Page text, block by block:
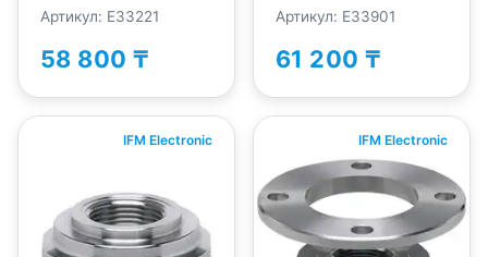
Electronic E33221
Артикул: E33221
58 800 ₸
Electronic E33901
Артикул: E33901
61 200 ₸
IFM Electronic IFM Electronic